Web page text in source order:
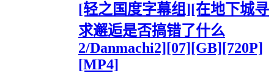
[轻之国度字幕组][在地下城寻
求邂逅是否搞错了什么
2/Danmachi2][07][GB][720P]
[MP4]